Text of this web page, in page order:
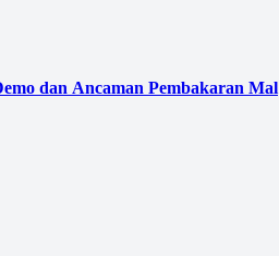
dan Ancaman Pembakaran Mal